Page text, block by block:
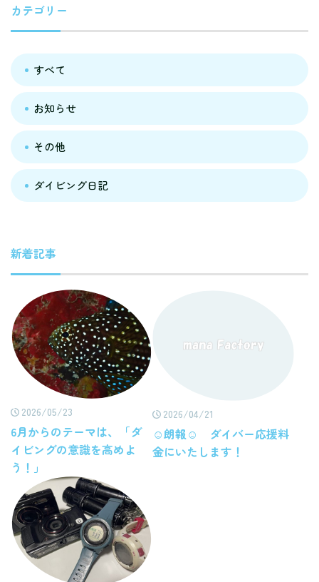
カテゴリー
すべて
お知らせ
その他
ダイビング日記
新着記事
2026/05/23
6月からのテーマは、「ダ
イビングの意識を高めよ
う！」
2026/04/21
☺朗報☺ ダイバー応援料
金にいたします！